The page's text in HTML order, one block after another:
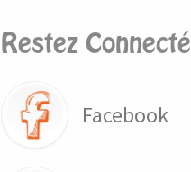
Restez Connecté
Facebook